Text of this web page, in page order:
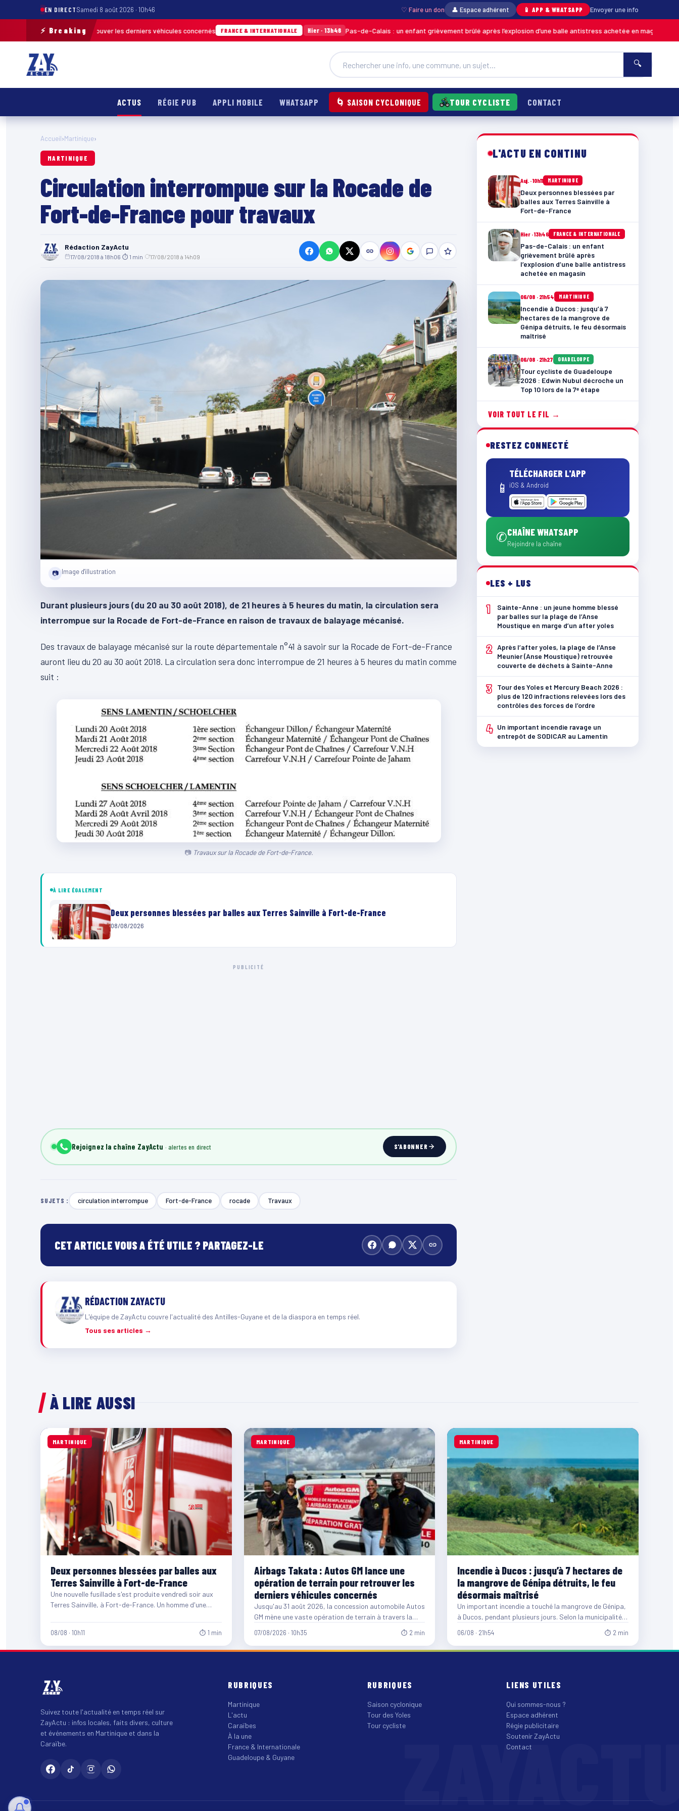
EN DIRECTSamedi 8 août 2026 · 10h46 ♡ Faire un don 👤 Espace adhérent 📱 APP & WHATSAPP Envoyer une info
⚡ Breaking
terrain pour retrouver les derniers véhicules concernés FRANCE & INTERNATIONALE Hier · 13h46 Pas-de-Calais : un enfant grièvement brûlé après l’explosion d’une balle antistress achetée en magasin MARTINIQUE
🔍
ACTUS RÉGIE PUB APPLI MOBILE WHATSAPP 🌀 SAISON CYCLONIQUE TOUR CYCLISTE CONTACT
Accueil›Martinique›
MARTINIQUE
Circulation interrompue sur la Rocade de
Fort-de-France pour travaux
Rédaction ZayActu
17/08/2018 à 18h06 ⏱ 1 min 17/08/2018 à 14h09
📷 Image d'illustration
Durant plusieurs jours (du 20 au 30 août 2018), de 21 heures à 5 heures du matin, la circulation sera
interrompue sur la Rocade de Fort-de-France en raison de travaux de balayage mécanisé.
Des travaux de balayage mécanisé sur la route départementale n°41 à savoir sur la Rocade de Fort-de-France
auront lieu du 20 au 30 août 2018. La circulation sera donc interrompue de 21 heures à 5 heures du matin comme
suit :
Travaux sur la Rocade de Fort-de-France.
À LIRE ÉGALEMENT
Deux personnes blessées par balles aux Terres Sainville à Fort-de-France
08/08/2026
PUBLICITÉ
Rejoignez la chaîne ZayActu S'ABONNER
SUJETS : circulation interrompue Fort-de-France rocade Travaux
CET ARTICLE VOUS A ÉTÉ UTILE ? PARTAGEZ-LE
RÉDACTION ZAYACTU
L'équipe de ZayActu couvre l'actualité des Antilles-Guyane et de la diaspora en temps réel.
Tous ses articles →
L'ACTU EN CONTINU
Auj. · 10h11 MARTINIQUE
Deux personnes blessées par
balles aux Terres Sainville à
Fort-de-France
Hier · 13h46 FRANCE & INTERNATIONALE
Pas-de-Calais : un enfant
grièvement brûlé après
l’explosion d’une balle antistress
achetée en magasin
06/08 · 21h54 MARTINIQUE
Incendie à Ducos : jusqu’à 7
hectares de la mangrove de
Génipa détruits, le feu désormais
maîtrisé
06/08 · 21h27 GUADELOUPE
Tour cycliste de Guadeloupe
2026 : Edwin Nubul décroche un
Top 10 lors de la 7ᵉ étape
VOIR TOUT LE FIL →
RESTEZ CONNECTÉ
📱
TÉLÉCHARGER L'APP
iOS & Android
✆CHAÎNE WHATSAPP
Rejoindre la chaîne
LES + LUS
1
Sainte-Anne : un jeune homme blessé
par balles sur la plage de l’Anse
Moustique en marge d’un after yoles
2 Après l’after yoles, la plage de l’Anse
Meunier (Anse Moustique) retrouvée
couverte de déchets à Sainte-Anne
3
Tour des Yoles et Mercury Beach 2026 :
plus de 120 infractions relevées lors des
contrôles des forces de l’ordre
4 Un important incendie ravage un
entrepôt de SODICAR au Lamentin
À LIRE AUSSI
MARTINIQUE
Deux personnes blessées par balles aux
Terres Sainville à Fort-de-France
Une nouvelle fusillade s'est produite vendredi soir aux
Terres Sainville, à Fort-de-France. Un homme d'une
08/08 · 10h11 ⏱ 1 min
MARTINIQUE
Airbags Takata : Autos GM lance une
opération de terrain pour retrouver les
derniers véhicules concernés
Jusqu'au 31 août 2026, la concession automobile Autos
GM mène une vaste opération de terrain à travers la…
07/08/2026 · 10h35 ⏱ 2 min
MARTINIQUE
Incendie à Ducos : jusqu’à 7 hectares de
la mangrove de Génipa détruits, le feu
désormais maîtrisé
Un important incendie a touché la mangrove de Génipa,
à Ducos, pendant plusieurs jours. Selon la municipalité,
06/08 · 21h54 ⏱ 2 min
Suivez toute l'actualité en temps réel sur
ZayActu : infos locales, faits divers, culture
et événements en Martinique et dans la
Caraïbe.
RUBRIQUES
Martinique
L'actu
Caraïbes
À la une
France & Internationale
Guadeloupe & Guyane
RUBRIQUES
Saison cyclonique
Tour des Yoles
Tour cycliste
LIENS UTILES
Qui sommes-nous ?
Espace adhérent
Régie publicitaire
Soutenir ZayActu
Contact